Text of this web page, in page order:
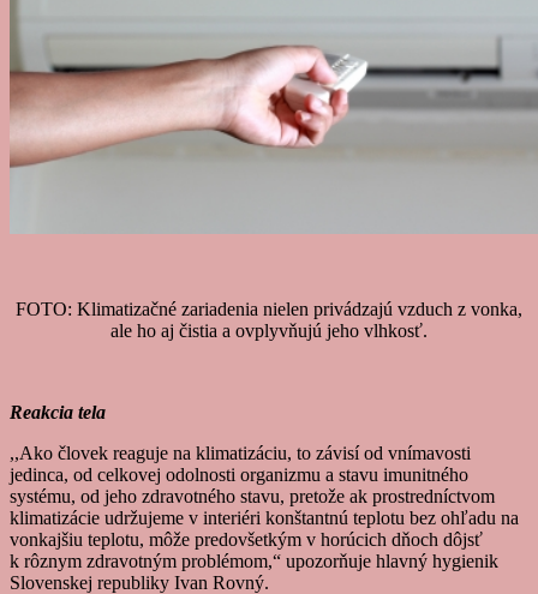
FOTO: Klimatizačné zariadenia nielen privádzajú vzduch z vonka,
ale ho aj čistia a ovplyvňujú jeho vlhkosť.
Reakcia tela
,,Ako človek reaguje na klimatizáciu, to závisí od vnímavosti
jedinca, od celkovej odolnosti organizmu a stavu imunitného
systému, od jeho zdravotného stavu, pretože ak prostredníctvom
klimatizácie udržujeme v interiéri konštantnú teplotu bez ohľadu na
vonkajšiu teplotu, môže predovšetkým v horúcich dňoch dôjsť
k rôznym zdravotným problémom,“ upozorňuje hlavný hygienik
Slovenskej republiky Ivan Rovný.